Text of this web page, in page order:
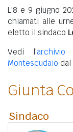
L'8 e 9 giugno
chiamati alle
eletto il sindaco
Vedi l'
Montescudaio dal
Giunta
Sindaco